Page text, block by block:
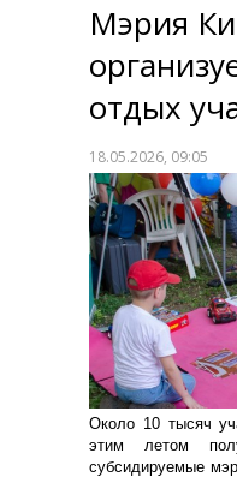
Мэрия
отдых
18.05.2026, 09:05
Около 10 тысяч
этим летом
субсидируемые